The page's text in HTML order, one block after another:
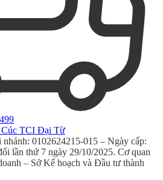
Cúc TCI Đại Từ
0102624215-015 – Ngày cấp:
lần thứ 7 ngày 29/10/2025. Cơ quan
– Sở Kế hoạch và Đầu tư thành